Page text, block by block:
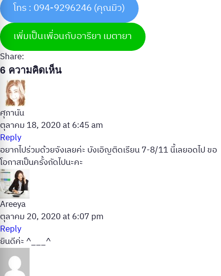
โทร : 094-9296246 (คุณมิว)
เพิ่มเป็นเพื่อนกับอารียา เมตายา
Share:
6 ความคิดเห็น
ศุภานัน
ตุลาคม 18, 2020 at 6:45 am
Reply
อยากไปร่วมด้วยจังเลยค่ะ บังเอิญติดเรียน 7-8/11 นี้เลยอดไป ขอ
โอกาสเป็นครั้งถัดไปนะคะ
Areeya
ตุลาคม 20, 2020 at 6:07 pm
Reply
ยินดีค่ะ ^___^